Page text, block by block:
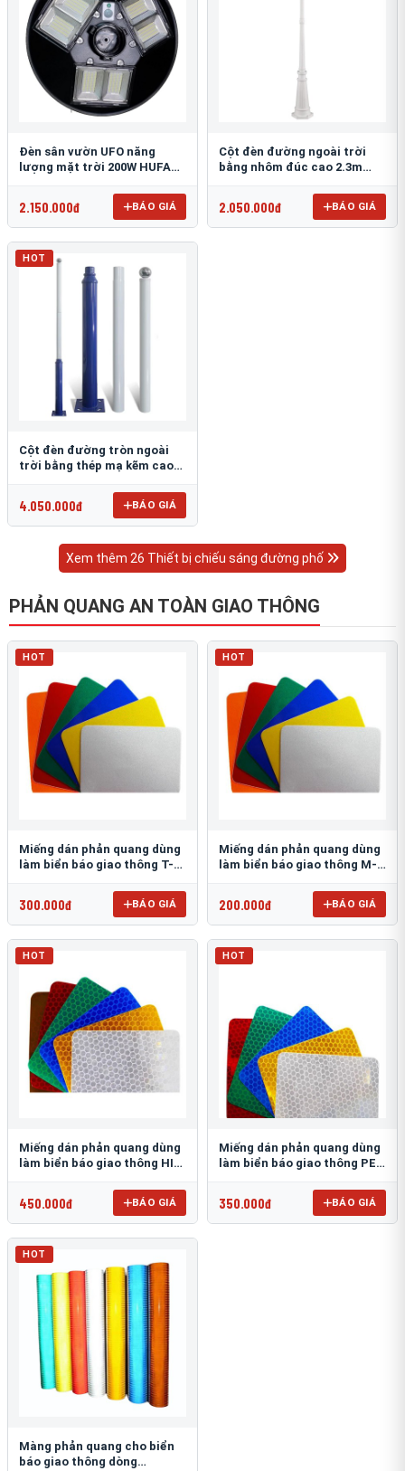
Đèn sân vườn UFO năng
lượng mặt trời 200W HUFA
2.150.000đ BÁO GIÁ
Cột đèn đường ngoài trời
bằng nhôm đúc cao 2.3m
2.050.000đ BÁO GIÁ
HOT
Cột đèn đường tròn ngoài
trời bằng thép mạ kẽm cao
4.050.000đ BÁO GIÁ
Xem thêm 26 Thiết bị chiếu sáng đường phố
PHẢN QUANG AN TOÀN GIAO THÔNG
HOT
Miếng dán phản quang dùng
làm biển báo giao thông T-
300.000đ BÁO GIÁ
HOT
Miếng dán phản quang dùng
làm biển báo giao thông M-
200.000đ BÁO GIÁ
HOT
Miếng dán phản quang dùng
làm biển báo giao thông HIP
450.000đ BÁO GIÁ
HOT
Miếng dán phản quang dùng
làm biển báo giao thông PEG
350.000đ BÁO GIÁ
HOT
Màng phản quang cho biển
báo giao thông dòng